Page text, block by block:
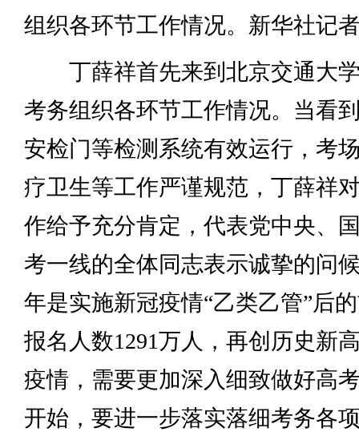
组织各环节工作情况。新华社记
丁薛祥首先来到北京交通大学
考务组织各环节工作情况。当看
安检门等检测系统有效运行，考
疗卫生等工作严谨规范，丁薛祥
作给予充分肯定，代表党中央、
考一线的全体同志表示诚挚的问
年是实施新冠疫情“乙类乙管”后
报名人数1291万人，再创历史新
疫情，需要更加深入细致做好高
开始，要进一步落实落细考务各